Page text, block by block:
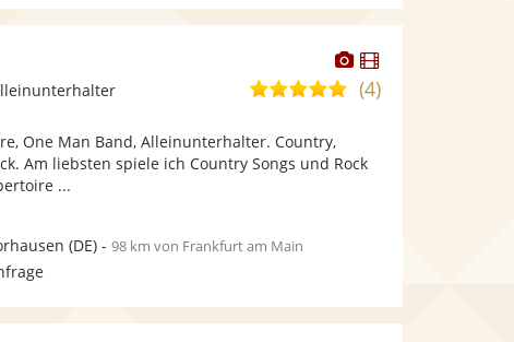
Dieser
Künstler
stellt
bereit.
Dieser
Künstler
5,0
Sternen
(4)
One Man Band, Alleinunterhalter. Country,
Am liebsten spiele ich Country Songs und Rock
...
(DE)- 98 km von Frankfurt am Main